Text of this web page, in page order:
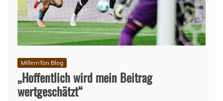
MillernTon Blog
„Hoffentlich wird mein Beitrag
wertgeschätzt“